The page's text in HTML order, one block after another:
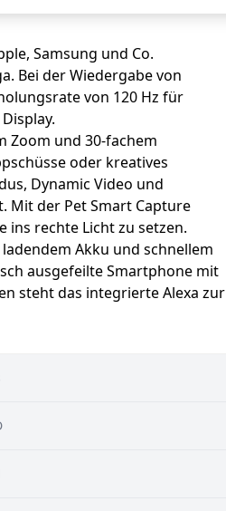
Samsung und Co.
Bei der Wiedergabe von
von 120 Hz für
Zoom und 30-fachem
oder kreatives
Dynamic Video und
Mit der Pet Smart Capture
ins rechte Licht zu setzen.
Akku und schnellem
ausgefeilte Smartphone mit
steht das integrierte Alexa zur